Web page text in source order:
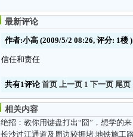
最新评论
作者:小高 (2009/5/2 08:26, 评分: 1楼 )
信任和责任
共有1评论首页 上一页 1 下一页 尾页
相关内容
绝招：教你用键盘打出“囧”，想学的来